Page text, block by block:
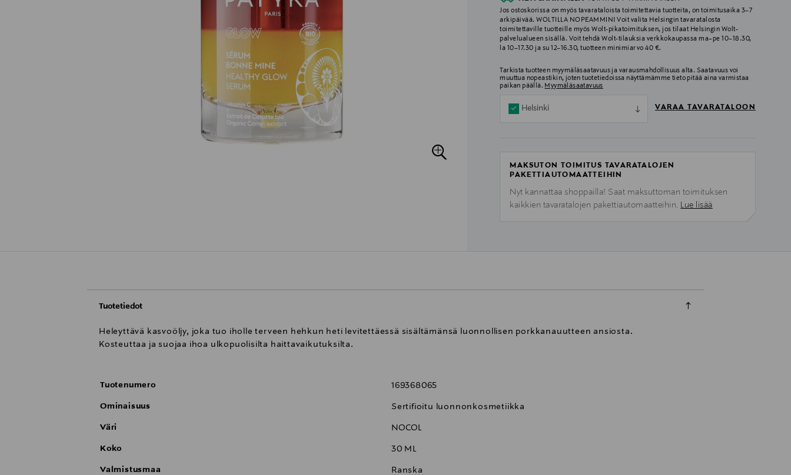
Jos ostoskorissa on myös tavarataloista toimitettavia tuotteita, on toimitusaika 3–7
arkipäivää. WOLTILLA NOPEAMMIN! Voit valita Helsingin tavaratalosta
toimitettaville tuotteille myös Wolt-pikatoimituksen, jos tilaat Helsingin Wolt-
palvelualueen sisällä. Voit tehdä Wolt-tilauksia verkkokaupassa ma–pe 10–18.30,
la 10–17.30 ja su 12–16.30, tuotteen minimiarvo 40 €.
Tarkista tuotteen myymäläsaatavuus ja varausmahdollisuus alta. Saatavuus voi
muuttua nopeastikin, joten tuotetiedoissa näyttämämme tieto pitää aina varmistaa
paikan päällä. Myymäläsaatavuus
Helsinki VARAA TAVARATALOON
MAKSUTON TOIMITUS TAVARATALOJEN
PAKETTIAUTOMAATTEIHIN
Nyt kannattaa shoppailla! Saat maksuttoman toimituksen
kaikkien tavaratalojen pakettiautomaatteihin. Lue lisää
Tuotetiedot
Heleyttävä kasvoöljy, joka tuo iholle terveen hehkun heti levitettäessä sisältämänsä luonnollisen porkkanauutteen ansiosta.
Kosteuttaa ja suojaa ihoa ulkopuolisilta haittavaikutuksilta.
Tuotenumero 169368065
Ominaisuus Sertifioitu luonnonkosmetiikka
Väri NOCOL
Koko 30 ML
Valmistusmaa Ranska